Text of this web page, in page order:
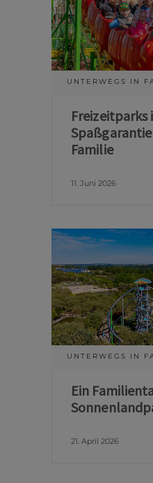
UNTERWEGS IN
Freizeitparks
Familie
11. Juni 2026
UNTERWEGS IN
Ein
21. April 2026